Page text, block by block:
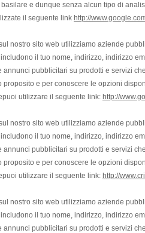
e dunque senza alcun tipo di
il seguente link http://
nostro sito web utilizziamo aziende
il tuo nome, indirizzo, indirizzo
pubblicitari su prodotti e servizi
e per conoscere le opzioni
utilizzare il seguente link: http://
nostro sito web utilizziamo aziende
il tuo nome, indirizzo, indirizzo
pubblicitari su prodotti e servizi
e per conoscere le opzioni
utilizzare il seguente link: http://
nostro sito web utilizziamo aziende
il tuo nome, indirizzo, indirizzo
pubblicitari su prodotti e servizi